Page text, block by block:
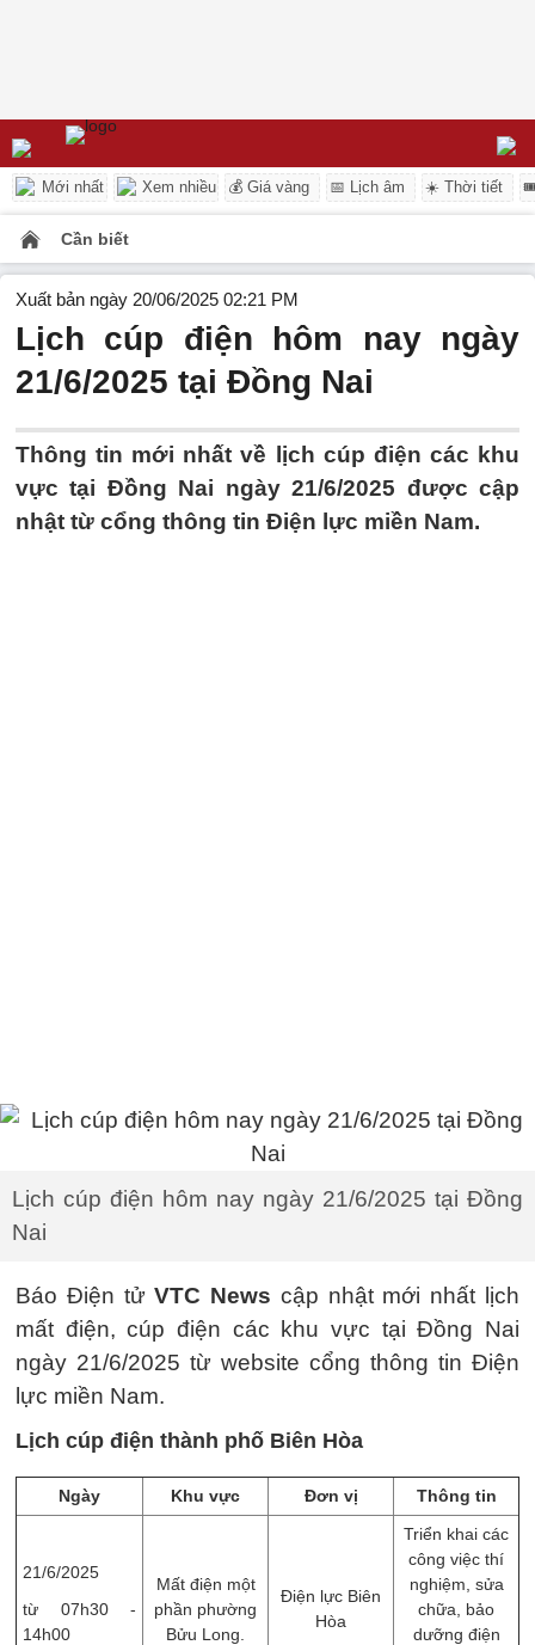
Mới nhất Xem nhiều 💰 Giá vàng 📅 Lịch âm ☀️ Thời tiết
Cần biết
Xuất bản ngày 20/06/2025 02:21 PM
Lịch cúp điện hôm nay ngày
21/6/2025 tại Đồng Nai
Thông tin mới nhất về lịch cúp điện các khu
vực tại Đồng Nai ngày 21/6/2025 được cập
nhật từ cổng thông tin Điện lực miền Nam.
Lịch cúp điện hôm nay ngày 21/6/2025 tại Đồng
Nai
Báo Điện tửVTC News cập nhật mới nhất lịch
mất điện, cúp điện các khu vực tại Đồng Nai
ngày 21/6/2025 từ website cổng thông tin Điện
lực miền Nam.
Lịch cúp điện thành phố Biên Hòa
Ngày Khu vực Đơn vị Thông tin
21/6/2025
từ 07h30 -
14h00
Mất điện một
phần phường
Bửu Long.
Điện lực Biên
Hòa
Triển khai các
công việc thí
nghiệm, sửa
chữa, ​bảo
dưỡng điện